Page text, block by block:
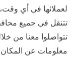
لعملائها في أي
تتنقل في جميع
تتواصلوا معنا من
معلومات عن